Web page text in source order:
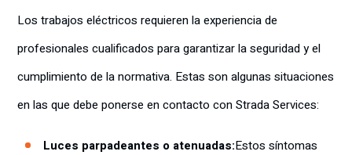
Los trabajos eléctricos requieren la experiencia de
profesionales cualificados para garantizar la seguridad y el
cumplimiento de la normativa. Estas son algunas situaciones
en las que debe ponerse en contacto con Strada Services:
Luces parpadeantes o atenuadas:Estos síntomas